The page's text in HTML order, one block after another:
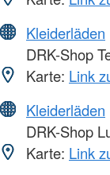
Kleiderläden
DRK-Shop
Karte: Link
Kleiderläden
DRK-Shop
Karte: Link